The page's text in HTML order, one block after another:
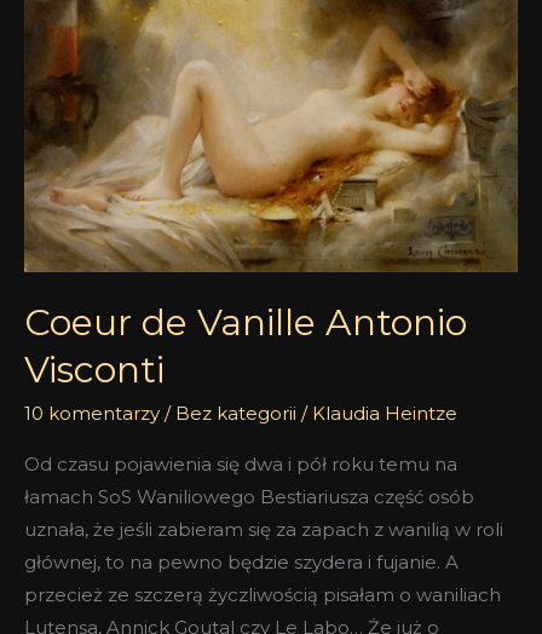
Coeur de Vanille Antonio
Visconti
10 komentarzy / Bez kategorii / Klaudia Heintze
Od czasu pojawienia się dwa i pół roku temu na
łamach SoS Waniliowego Bestiariusza część osób
uznała, że jeśli zabieram się za zapach z wanilią w roli
głównej, to na pewno będzie szydera i fujanie. A
przecież ze szczerą życzliwością pisałam o waniliach
Lutensa, Annick Goutal czy Le Labo… Że już o
Vanille
Antonio
Visconti